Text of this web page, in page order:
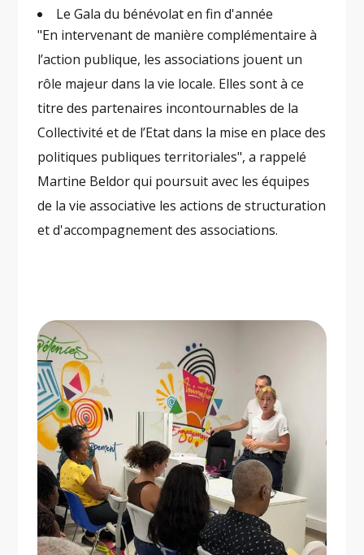
Le Gala du bénévolat en fin d'année
"En intervenant de manière complémentaire à
l’action publique, les associations jouent un
rôle majeur dans la vie locale. Elles sont à ce
titre des partenaires incontournables de la
Collectivité et de l’Etat dans la mise en place des
politiques publiques territoriales", a rappelé
Martine Beldor qui poursuit avec les équipes
de la vie associative les actions de structuration
et d'accompagnement des associations.